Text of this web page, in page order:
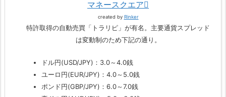
マネースクエア
created by Rinker
特許取得の自動売買「トラリピ」が有名。主要通貨スプレッド
は変動制のため下記の通り。
ドル円(USD/JPY)：3.0～4.0銭
ユーロ円(EUR/JPY)：4.0～5.0銭
ポンド円(GBP/JPY)：6.0～7.0銭